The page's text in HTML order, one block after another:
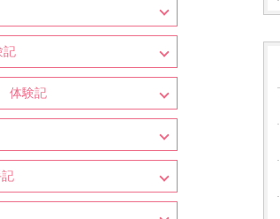
記
体験記